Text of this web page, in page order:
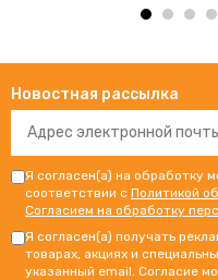
Новостная рассылка
Я согласен(а) на обработку
соответствии с Политикой
Согласием на обработку
Я согласен(а) получать
товарах, акциях и
указанный email. Согласие